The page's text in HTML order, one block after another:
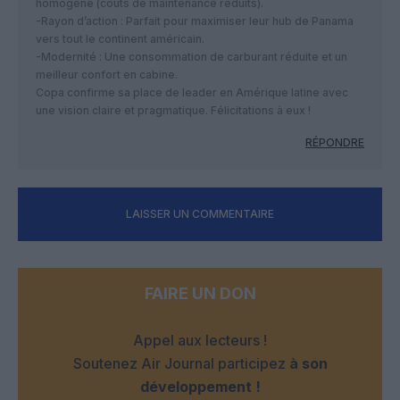
homogène (coûts de maintenance réduits).
​-Rayon d’action : Parfait pour maximiser leur hub de Panama
vers tout le continent américain.
​-Modernité : Une consommation de carburant réduite et un
meilleur confort en cabine.
​Copa confirme sa place de leader en Amérique latine avec
une vision claire et pragmatique. Félicitations à eux !
RÉPONDRE
LAISSER UN COMMENTAIRE
FAIRE UN DON
Appel aux lecteurs !
Soutenez Air Journal participez à son
développement !